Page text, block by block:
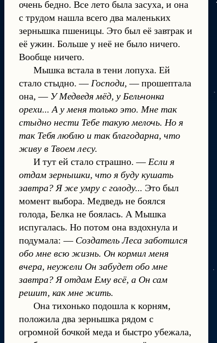
очень бедно. Все лето была засуха, и она
с трудом нашла всего два маленьких
зернышка пшеницы. Это был её завтрак и
её ужин. Больше у неё не было ничего.
Вообще ничего.
Мышка встала в тени лопуха. Ей
стало стыдно. — Господи, — прошептала
она, — У Медведя мёд, у Бельчонка
орехи... А у меня только это. Мне так
стыдно нести Тебе такую мелочь. Но я
так Тебя люблю и так благодарна, что
живу в Твоем лесу.
И тут ей стало страшно. — Если я
отдам зернышки, что я буду кушать
завтра? Я же умру с голоду... Это был
момент выбора. Медведь не боялся
голода, Белка не боялась. А Мышка
испугалась. Но потом она вздохнула и
подумала: — Создатель Леса заботился
обо мне всю жизнь. Он кормил меня
вчера, неужели Он забудет обо мне
завтра? Я отдам Ему всё, а Он сам
решит, как мне жить.
Она тихонько подошла к корням,
положила два зернышка рядом с
огромной бочкой меда и быстро убежала,